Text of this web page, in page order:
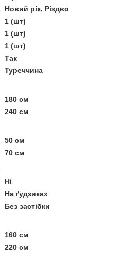
Новий рік, Різдво
1 (шт)
1 (шт)
1 (шт)
Так
Туреччина
180 см
240 см
50 см
70 см
Ні
На ґудзиках
Без застібки
160 см
220 см